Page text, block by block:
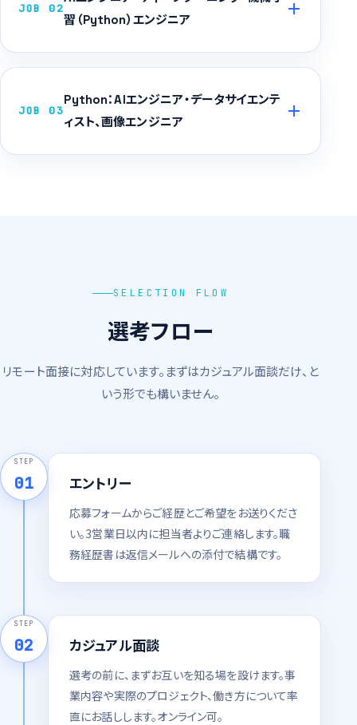
JOB 02
習（Python）エンジニア
JOB 03
Python：AIエンジニア・データサイエンテ
ィスト、画像エンジニア
SELECTION FLOW
選考フロー
リモート面接に対応しています。まずはカジュアル面談だけ、と
いう形でも構いません。
STEP
01 エントリー
応募フォームからご経歴とご希望をお送りくださ
い。3営業日以内に担当者よりご連絡します。職
務経歴書は返信メールへの添付で結構です。
STEP
02 カジュアル面談
選考の前に、まずお互いを知る場を設けます。事
業内容や実際のプロジェクト、働き方について率
直にお話しします。オンライン可。